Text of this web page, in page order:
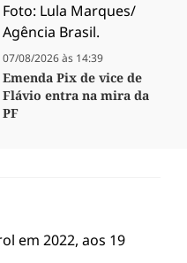
07/08/2026 às 14:39
Emenda Pix de vice de
Flávio entra na mira da
PF